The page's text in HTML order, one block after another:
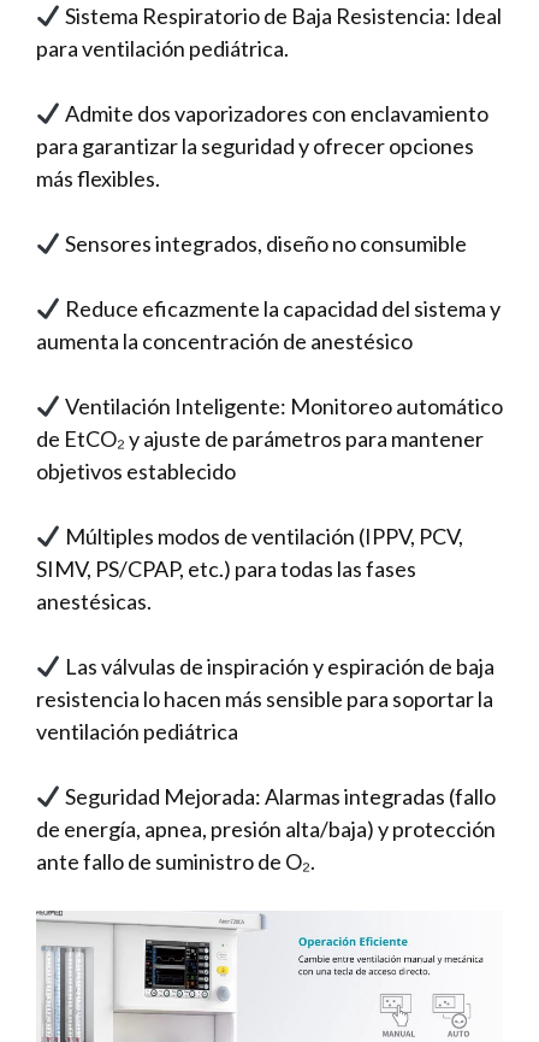
Sistema Respiratorio de Baja Resistencia: Ideal
para ventilación pediátrica.
Admite dos vaporizadores con enclavamiento
para garantizar la seguridad y ofrecer opciones
más flexibles.
Sensores integrados, diseño no consumible
Reduce eficazmente la capacidad del sistema y
aumenta la concentración de anestésico
Ventilación Inteligente: Monitoreo automático
de EtCO₂ y ajuste de parámetros para mantener
objetivos establecido
Múltiples modos de ventilación (IPPV, PCV,
SIMV, PS/CPAP, etc.) para todas las fases
anestésicas.
Las válvulas de inspiración y espiración de baja
resistencia lo hacen más sensible para soportar la
ventilación pediátrica
Seguridad Mejorada: Alarmas integradas (fallo
de energía, apnea, presión alta/baja) y protección
ante fallo de suministro de O₂.